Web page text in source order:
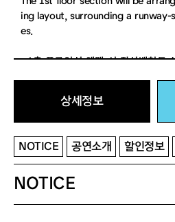
ing layout, surrounding a
es.
- 1층 플로어석 예매 시 좌석배치도
연을 관람합니다. 아래 ‘공연 관람 안
대해 확인해주세요.
When booking 1st floor tickets,
number on the chart. This
signed seating. Floor ticket
mber and may choose any spot.
상세정보
NOTICE 공연소개 할인정보
NOTICE